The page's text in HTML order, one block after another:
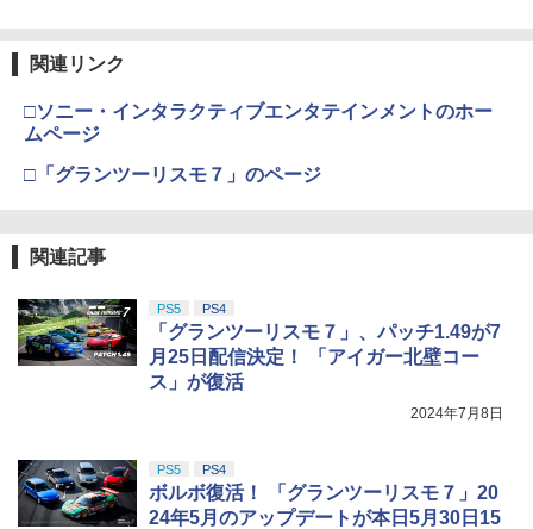
関連リンク
□ソニー・インタラクティブエンタテインメントのホー
ムページ
□「グランツーリスモ７」のページ
関連記事
PS5 PS4
「グランツーリスモ７」、パッチ1.49が7
月25日配信決定！ 「アイガー北壁コー
ス」が復活
2024年7月8日
PS5 PS4
ボルボ復活！ 「グランツーリスモ７」20
24年5月のアップデートが本日5月30日15